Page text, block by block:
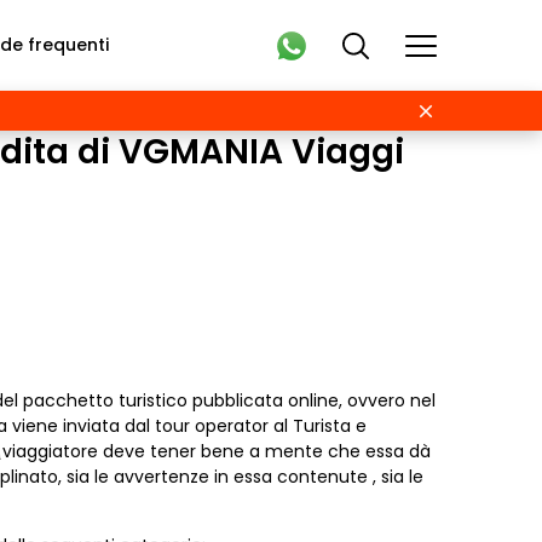
frequenti
di VGMANIA Viaggi
pacchetto turistico pubblicata online, ovvero nel
inviata dal tour operator al Turista e
deve tener bene a mente che essa dà
sia le avvertenze in essa contenute , sia le